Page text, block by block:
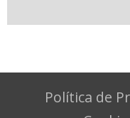
Política de